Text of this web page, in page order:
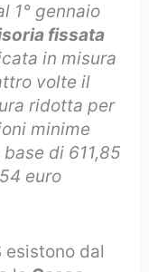
1° gennaio
fissata
in misura
volte il
ridotta per
minime
di 611,85
euro
esistono dal